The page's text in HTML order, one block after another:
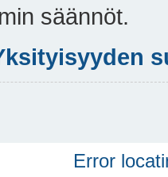
säännöt.
Error